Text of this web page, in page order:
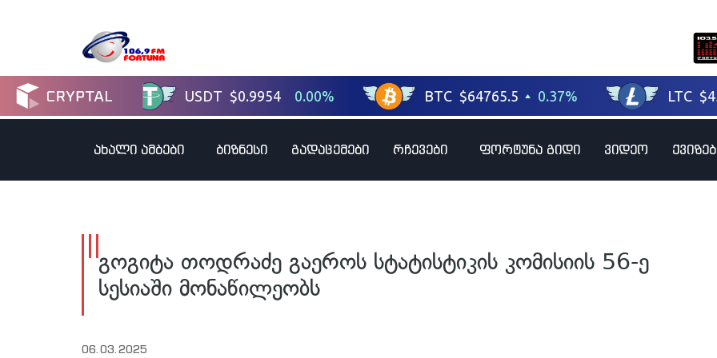
ახალი ამბები ბიზნესი გადაცემები რჩევები ფორტუნა გიდი ვიდეო
გოგიტა თოდრაძე გაეროს სტატისტიკის კომისიის 56-ე
სესიაში მონაწილეობს
06.03.2025